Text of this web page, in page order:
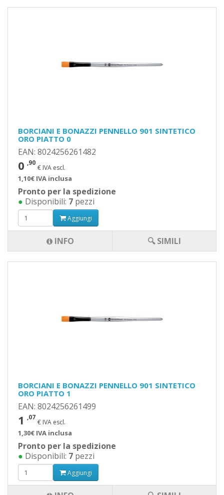
BORCIANI E BONAZZI PENNELLO 901 SINTETICO
ORO PIATTO 0
EAN: 8024256261482
0 ,90
€ IVA escl.
1,10€ IVA inclusa
Pronto per la spedizione
● Disponibili: 7 pezzi
Aggiungi
INFO 🔍 SIMILI
BORCIANI E BONAZZI PENNELLO 901 SINTETICO
ORO PIATTO 1
EAN: 8024256261499
1 ,07
€ IVA escl.
1,30€ IVA inclusa
Pronto per la spedizione
● Disponibili: 7 pezzi
Aggiungi